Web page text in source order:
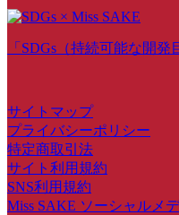
「SDGs（持続可能な開
サイトマップ
プライバシーポリシー
特定商取引法
サイト利用規約
SNS利用規約
Miss SAKE ソーシャルメ